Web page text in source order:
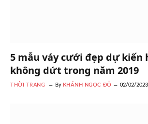
5 mẫu váy cưới đẹp dự kiến
không dứt trong năm 2019
THỜI TRANG By KHÁNH NGỌC ĐỖ 02/02/2023